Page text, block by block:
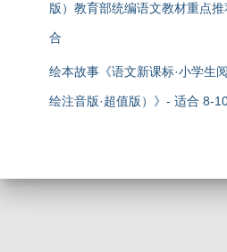
版）教育部统编语文教材重点
合
绘本故事《语文新课标·小学生
绘注音版·超值版）》- 适合 8-